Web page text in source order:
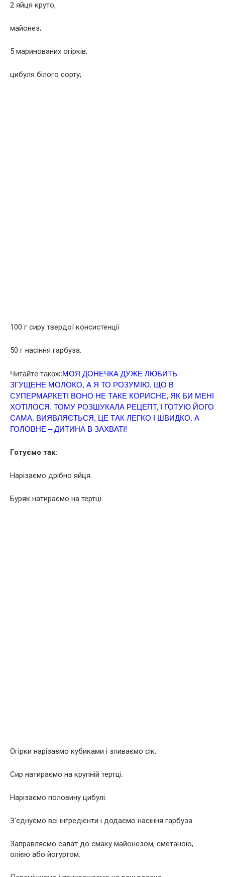
2 яйця круто,
майонез;
5 маринованих огірків,
цибуля білого сорту;
100 г сиру твердої консистенції
50 г насіння гарбуза.
Читайте також:МОЯ ДОНЕЧКА ДУЖЕ ЛЮБИТЬ
ЗГУЩЕНЕ МОЛОКО, А Я ТО РОЗУМІЮ, ЩО В
СУПЕРМАРКЕТІ ВОНО НЕ ТАКЕ КОРИСНЕ, ЯК БИ МЕНІ
ХОТІЛОСЯ. ТОМУ РОЗШУКАЛА РЕЦЕПТ, І ГОТУЮ ЙОГО
САМА. ВИЯВЛЯЄТЬСЯ, ЦЕ ТАК ЛЕГКО І ШВИДКО. А
ГОЛОВНЕ – ДИТИНА В ЗАХВАТІ!
Готуємо так:
Нарізаємо дрібно яйця.
Буряк натираємо на тертці.
Огірки нарізаємо кубиками і зливаємо сік.
Сир натираємо на крупній тертці.
Нарізаємо половину цибулі.
З’єднуємо всі інгредієнти і додаємо насіння гарбуза.
Заправляємо салат до смаку майонезом, сметаною,
олією або йогуртом.